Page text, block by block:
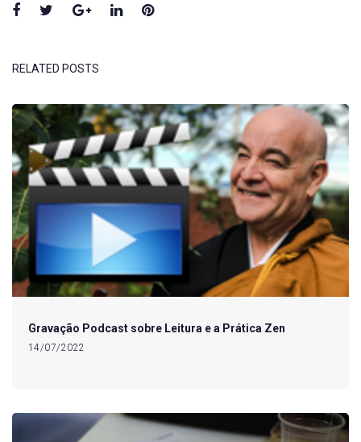
Facebook
TwitterGoogle+LinkedInPinterest
RELATED POSTS
Gravação Podcast sobre Leitura e a Prática Zen
14/07/2022